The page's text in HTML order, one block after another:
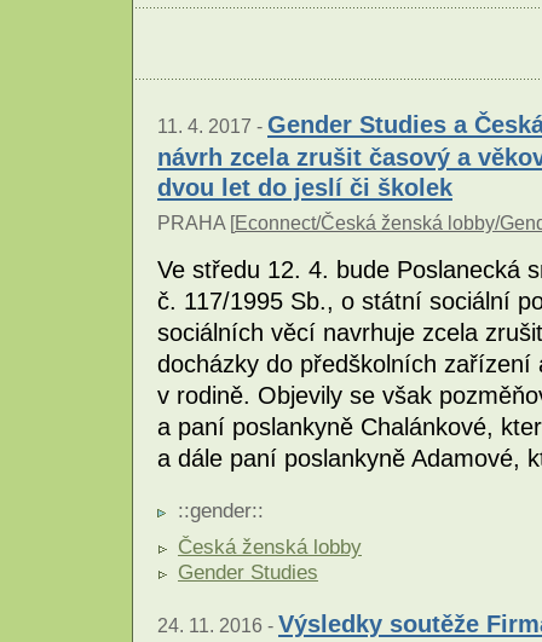
11. 4. 2017 - Gender Studies a
návrh zcela zrušit časový a
dvou let do jeslí či školek
PRAHA [Econnect/Česká ženská lobby/
Ve středu 12. 4. bude Poslanecká
č. 117/1995 Sb., o státní sociální
sociálních věcí navrhuje zcela
docházky do předškolních
v rodině. Objevily se však
a paní poslankyně Chalánkové,
a dále paní poslankyně Adamové,
::gender::
Česká ženská lobby
Gender Studies
24. 11. 2016 - Výsledky soutěže